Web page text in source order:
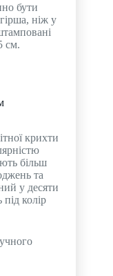
бути
ніж у
см.
крихти
більш
та
у десяти
колір